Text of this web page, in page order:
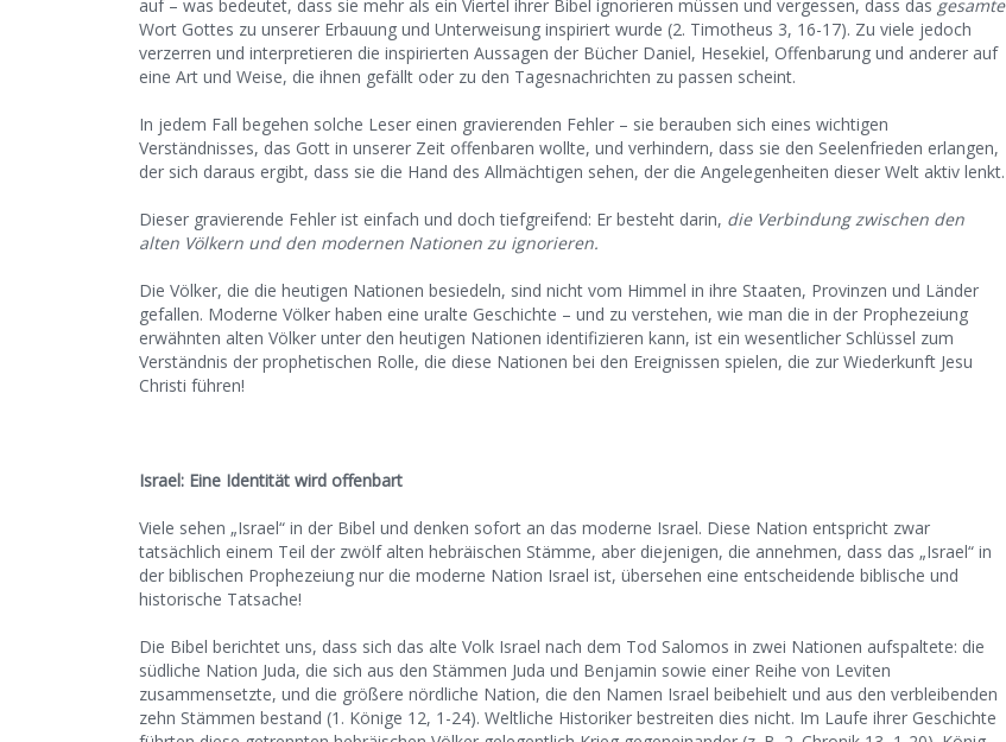
auf – was bedeutet, dass sie mehr als ein Viertel ihrer Bibel ignorieren müssen und vergessen, dass das gesamte
Wort Gottes zu unserer Erbauung und Unterweisung inspiriert wurde (2. Timotheus 3, 16-17). Zu viele jedoch
verzerren und interpretieren die inspirierten Aussagen der Bücher Daniel, Hesekiel, Offenbarung und anderer auf
eine Art und Weise, die ihnen gefällt oder zu den Tagesnachrichten zu passen scheint.
In jedem Fall begehen solche Leser einen gravierenden Fehler – sie berauben sich eines wichtigen
Verständnisses, das Gott in unserer Zeit offenbaren wollte, und verhindern, dass sie den Seelenfrieden erlangen,
der sich daraus ergibt, dass sie die Hand des Allmächtigen sehen, der die Angelegenheiten dieser Welt aktiv lenkt.
Dieser gravierende Fehler ist einfach und doch tiefgreifend: Er besteht darin, die Verbindung zwischen den
alten Völkern und den modernen Nationen zu ignorieren.
Die Völker, die die heutigen Nationen besiedeln, sind nicht vom Himmel in ihre Staaten, Provinzen und Länder
gefallen. Moderne Völker haben eine uralte Geschichte – und zu verstehen, wie man die in der Prophezeiung
erwähnten alten Völker unter den heutigen Nationen identifizieren kann, ist ein wesentlicher Schlüssel zum
Verständnis der prophetischen Rolle, die diese Nationen bei den Ereignissen spielen, die zur Wiederkunft Jesu
Christi führen!
Israel: Eine Identität wird offenbart
Viele sehen „Israel“ in der Bibel und denken sofort an das moderne Israel. Diese Nation entspricht zwar
tatsächlich einem Teil der zwölf alten hebräischen Stämme, aber diejenigen, die annehmen, dass das „Israel“ in
der biblischen Prophezeiung nur die moderne Nation Israel ist, übersehen eine entscheidende biblische und
historische Tatsache!
Die Bibel berichtet uns, dass sich das alte Volk Israel nach dem Tod Salomos in zwei Nationen aufspaltete: die
südliche Nation Juda, die sich aus den Stämmen Juda und Benjamin sowie einer Reihe von Leviten
zusammensetzte, und die größere nördliche Nation, die den Namen Israel beibehielt und aus den verbleibenden
zehn Stämmen bestand (1. Könige 12, 1-24). Weltliche Historiker bestreiten dies nicht. Im Laufe ihrer Geschichte